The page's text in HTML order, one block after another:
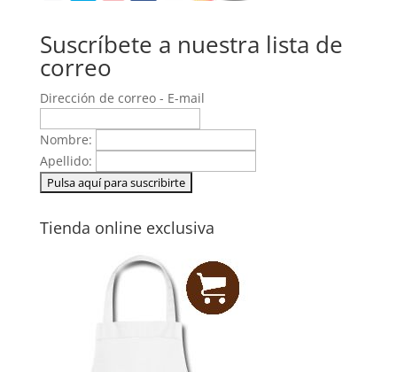
Suscríbete a nuestra lista de
correo
Dirección de correo - E-mail
Nombre:
Apellido:
Tienda online exclusiva